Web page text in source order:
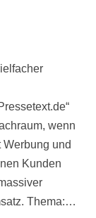
wenn
und
Kunden
Thema:…